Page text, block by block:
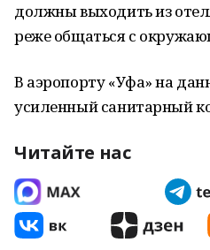
должны выходить из
реже общаться с
В аэропорту «Уфа» на
усиленный санитарный
Читайте нас